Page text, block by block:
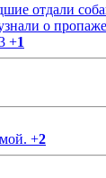
отдали
о
+1
+2